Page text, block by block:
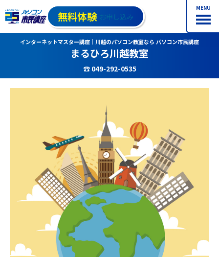
MENU
無料体験 お申し込み
インターネットマスター講座｜川越のパソコン教室なら パソコン市民講座
まるひろ川越教室
☎ 049-292-0535